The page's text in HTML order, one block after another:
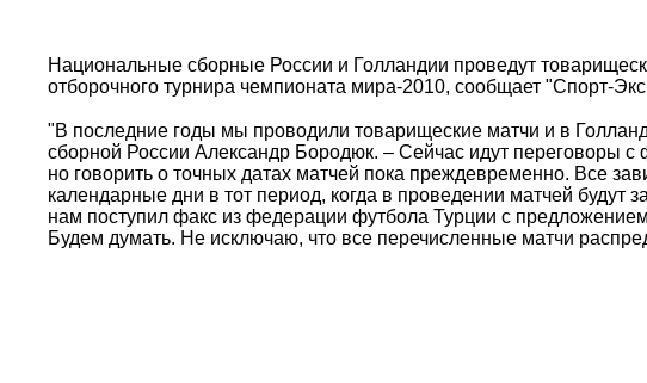
Национальные сборные России и Голландии проведут
отборочного турнира чемпионата мира-2010, сообщает "Спорт-
"В последние годы мы проводили товарищеские матчи и в
сборной России Александр Бородюк. – Сейчас идут переговоры с
но говорить о точных датах матчей пока преждевременно. Все
календарные дни в тот период, когда в проведении матчей будут
нам поступил факс из федерации футбола Турции с
Будем думать. Не исключаю, что все перечисленные матчи